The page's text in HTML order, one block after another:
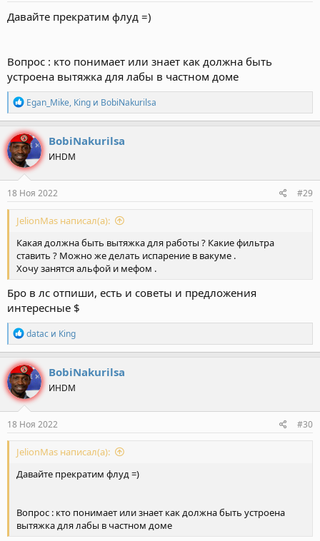
Давайте прекратим флуд =)
Вопрос : кто понимает или знает как должна быть
устроена вытяжка для лабы в частном доме
Р
е
а
к
ц
и
и
:
Egan_Mike, Кing и BobiNakurilsa
BobiNakurilsa
ИНDM
18 Ноя 2022 #29
JelionMas написал(а):
Какая должна быть вытяжка для работы ? Какие фильтра
ставить ? Можно же делать испарение в вакуме .
Хочу занятся альфой и мефом .
Бро в лс отпиши, есть и советы и предложения
интересные $
Р
е
а
к
ц
и
и
:
datac и Кing
BobiNakurilsa
ИНDM
18 Ноя 2022 #30
JelionMas написал(а):
Давайте прекратим флуд =)
Вопрос : кто понимает или знает как должна быть устроена
вытяжка для лабы в частном доме